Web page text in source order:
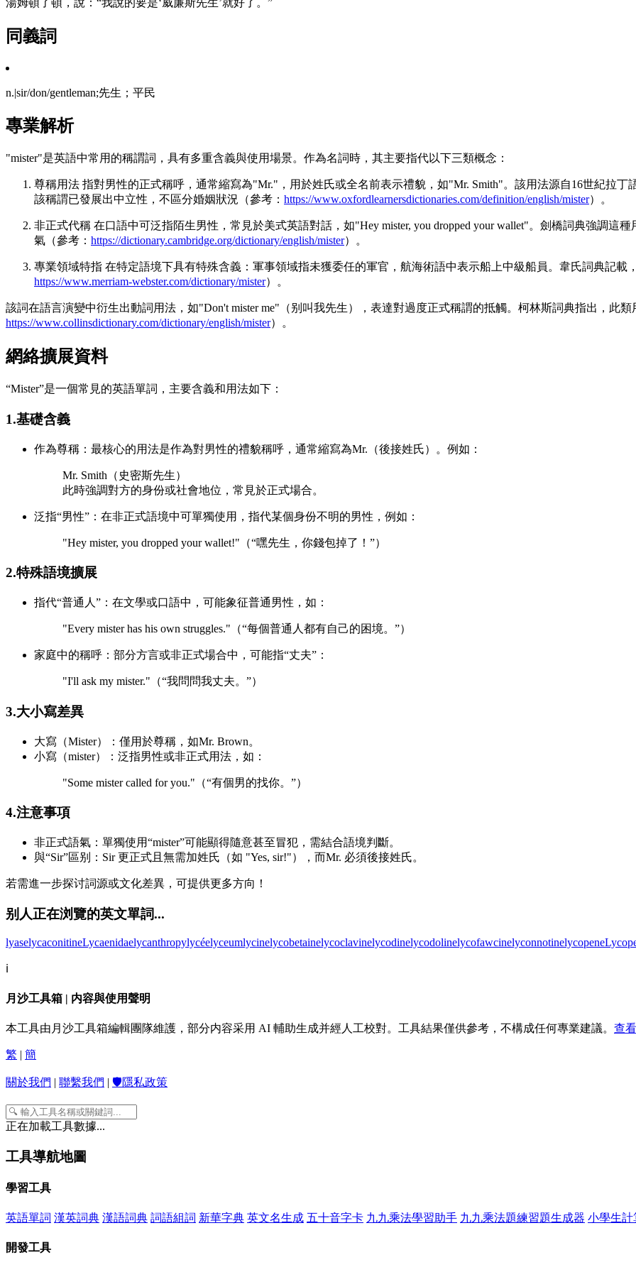
同義詞
n.|sir/don/gentleman;先生；平民
專業解析
"mister"是英語中常用的稱謂詞，具有多重含義與使用場景。作為名詞時，其主要指代以下三類概念：
尊稱用法 指對男性的正式稱呼，通常縮寫為"Mr."，用於姓氏或全名前表示禮貌，如"Mr. Smith"。該用法源自16世紀拉丁
該稱謂已發展出中立性，不區分婚姻狀況（參考： https://www.oxfordlearnersdictionaries.com/definition/english/mister）。
非正式代稱 在口語中可泛指陌生男性，常見於美式英語對話，如"Hey mister, you dropped your wallet"。劍橋詞典強調這
氣（參考： https://dictionary.cambridge.org/dictionary/english/mister）。
專業領域特指 在特定語境下具有特殊含義：軍事領域指未獲委任的軍官，航海術語中表示船上中級船員。韋氏詞典記載
https://www.merriam-webster.com/dictionary/mister）。
該詞在語言演變中衍生出動詞用法，如"Don't mister me"（别叫我先生），表達對過度正式稱謂的抵觸。柯林斯詞典指出，此
https://www.collinsdictionary.com/dictionary/english/mister）。
網絡擴展資料
“Mister”是一個常見的英語單詞，主要含義和用法如下：
1.基礎含義
作為尊稱：最核心的用法是作為對男性的禮貌稱呼，通常縮寫為Mr.（後接姓氏）。例如：
Mr. Smith（史密斯先生）
此時強調對方的身份或社會地位，常見於正式場合。
泛指“男性”：在非正式語境中可單獨使用，指代某個身份不明的男性，例如：
"Hey mister, you dropped your wallet!"（“嘿先生，你錢包掉了！”）
2.特殊語境擴展
指代“普通人”：在文學或口語中，可能象征普通男性，如：
"Every mister has his own struggles."（“每個普通人都有自己的困境。”）
家庭中的稱呼：部分方言或非正式場合中，可能指“丈夫”：
"I'll ask my mister."（“我問問我丈夫。”）
3.大小寫差異
大寫（Mister）：僅用於尊稱，如Mr. Brown。
小寫（mister）：泛指男性或非正式用法，如：
"Some mister called for you."（“有個男的找你。”）
4.注意事項
非正式語氣：單獨使用“mister”可能顯得隨意甚至冒犯，需結合語境判斷。
與“Sir”區别：Sir 更正式且無需加姓氏（如 "Yes, sir!"），而Mr. 必須後接姓氏。
若需進一步探讨詞源或文化差異，可提供更多方向！
别人正在浏覽的英文單詞...
lyaselycaconitineLycaenidaelycanthropylycéelyceumlycinelycobetainelycoclavinelycodinelycodolinelycofawcinelyconnotinelycopene
ℹ️
月沙工具箱 | 内容與使用聲明
本工具由月沙工具箱編輯團隊維護，部分内容采用 AI 輔助生成并經人工校對。工具結果僅供參考，不構成任何專業建議。 查
繁 | 簡
關於我們 | 聯繫我們 | 🛡️隱私政策
正在加載工具數據...
工具導航地圖
學習工具
英語單詞 漢英詞典 漢語詞典 詞語組詞 新華字典 英文名生成 五十音字卡 九九乘法學習助手 九九乘法題練習題生成器 小學生計
開發工具